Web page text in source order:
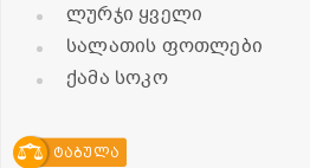
ლურჯი ყველი
სალათის ფოთლები
ქამა სოკო
ტაბულა